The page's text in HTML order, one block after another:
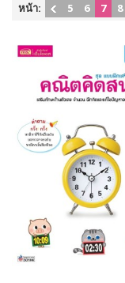
หน้า:
5 6 7 8